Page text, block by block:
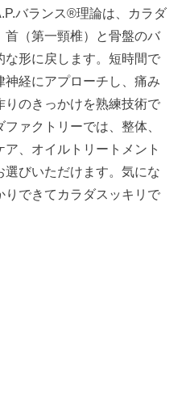
バランス®理論は、カラダ
首（第一頸椎）と骨盤のバ
な形に戻します。短時間で
経にアプローチし、痛み
のきっかけを熟練技術で
ァクトリーでは、整体、
、オイルトリートメント
びいただけます。気にな
りできてカラダスッキリで